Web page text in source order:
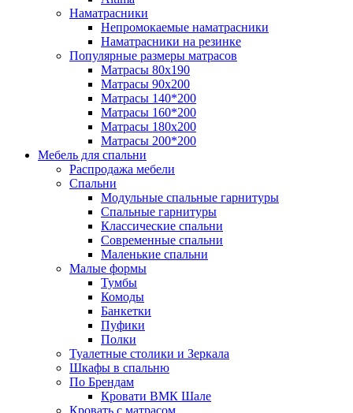
Наматрасники
Непромокаемые наматрасники
Наматрасники на резинке
Популярные размеры матрасов
Матрасы 80x190
Матрасы 90x200
Матрасы 140*200
Матрасы 160*200
Матрасы 180x200
Матрасы 200*200
Мебель для спальни
Распродажа мебели
Спальни
Модульные спальные гарнитуры
Спальные гарнитуры
Классические спальни
Современные спальни
Маленькие спальни
Малые формы
Тумбы
Комоды
Банкетки
Пуфики
Полки
Туалетные столики и Зеркала
Шкафы в спальню
По Брендам
Кровати ВМК Шале
Кровать с матрасом